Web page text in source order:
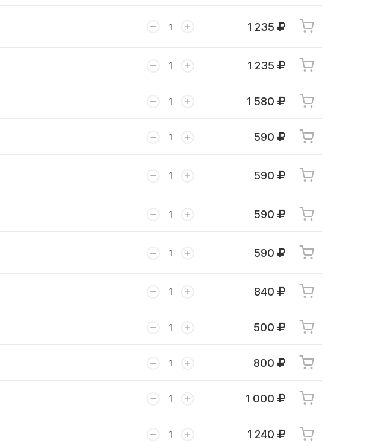
1 235
1 235
1 580
590
590
590
590
840
500
800
1 000
1 240